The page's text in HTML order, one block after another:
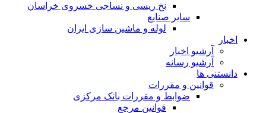
نخ ریسی و نساجی خسروی خراسان
سایر صنایع
لوله و ماشین سازی ایران
اخبار
آرشیو اخبار
آرشیو رسانه
دانستنی ها
قوانین و مقررات
ضوابط و مقررات بانک مرکزی
قوانين مرجع